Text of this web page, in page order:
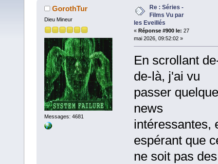
Eveillés (Lu 1652403 fois)
GorothTur
Dieu Mineur
Messages: 4681
Re : Séries -
Films Vu par
les Eveillés
« Réponse #900 le: 27
mai 2026, 09:52:02 »
En scrollant
de-là, j'ai vu
passer
news
intéressantes,
espérant que
ne soit pas des